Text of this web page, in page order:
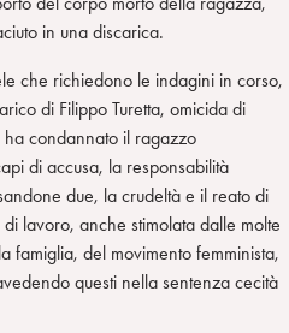
in una discarica.
che richiedono le indagini in corso,
di Filippo Turetta, omicida di
ha condannato il ragazzo
di accusa, la responsabilità
due, la crudeltà e il reato di
lavoro, anche stimolata dalle molte
famiglia, del movimento femminista,
questi nella sentenza cecità